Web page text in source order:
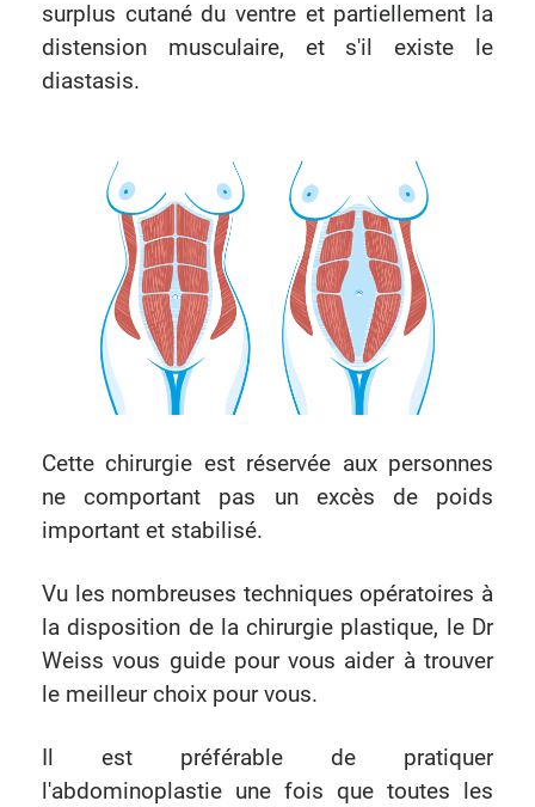
surplus cutané du ventre et partiellement la
distension musculaire, et s'il existe le
diastasis.
Cette chirurgie est réservée aux personnes
ne comportant pas un excès de poids
important et stabilisé.
Vu les nombreuses techniques opératoires à
la disposition de la chirurgie plastique, le Dr
Weiss vous guide pour vous aider à trouver
le meilleur choix pour vous.
Il est préférable de pratiquer
l'abdominoplastie une fois que toutes les